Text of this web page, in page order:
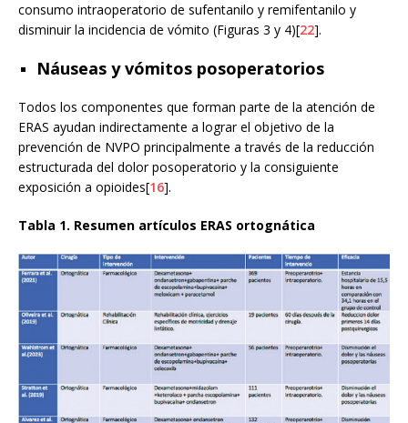
consumo intraoperatorio de sufentanilo y remifentanilo y
disminuir la incidencia de vómito (Figuras 3 y 4)[22].
Náuseas y vómitos posoperatorios
Todos los componentes que forman parte de la atención de
ERAS ayudan indirectamente a lograr el objetivo de la
prevención de NVPO principalmente a través de la reducción
estructurada del dolor posoperatorio y la consiguiente
exposición a opioides[16].
Tabla 1. Resumen artículos ERAS ortognática